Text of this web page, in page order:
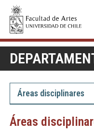
Áreas disciplinares
Áreas